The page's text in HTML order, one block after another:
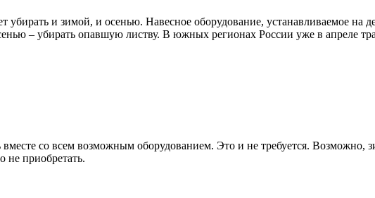
убирать и зимой, и осенью. Навесное оборудование, устанавливаемое на
– убирать опавшую листву. В южных регионах России уже в апреле
со всем возможным оборудованием. Это и не требуется. Возможно,
не приобретать.